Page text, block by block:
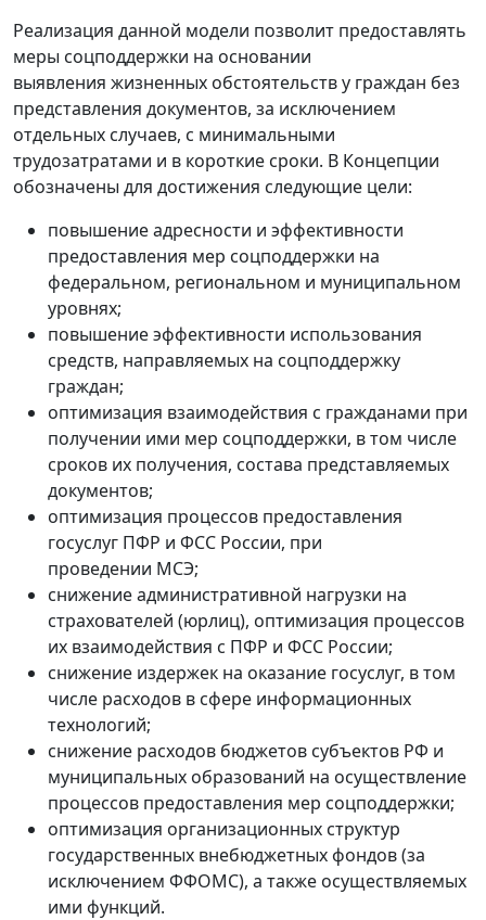
Реализация данной модели позволит предоставлять
меры соцподдержки на основании
выявления жизненных обстоятельств у граждан без
представления документов, за исключением
отдельных случаев, с минимальными
трудозатратами и в короткие сроки. В Концепции
обозначены для достижения следующие цели:
повышение адресности и эффективности
предоставления мер соцподдержки на
федеральном, региональном и муниципальном
уровнях;
повышение эффективности использования
средств, направляемых на соцподдержку
граждан;
оптимизация взаимодействия с гражданами при
получении ими мер соцподдержки, в том числе
сроков их получения, состава представляемых
документов;
оптимизация процессов предоставления
госуслуг ПФР и ФСС России, при
проведении МСЭ;
снижение административной нагрузки на
страхователей (юрлиц), оптимизация процессов
их взаимодействия с ПФР и ФСС России;
снижение издержек на оказание госуслуг, в том
числе расходов в сфере информационных
технологий;
снижение расходов бюджетов субъектов РФ и
муниципальных образований на осуществление
процессов предоставления мер соцподдержки;
оптимизация организационных структур
государственных внебюджетных фондов (за
исключением ФФОМС), а также осуществляемых
ими функций.